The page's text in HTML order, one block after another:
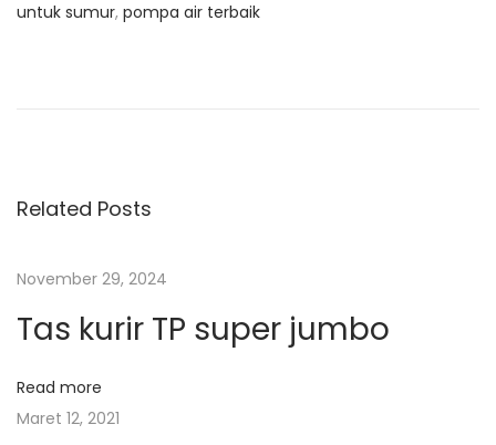
untuk sumur, pompa air terbaik
i
g
a
s
o
p
o
t
:
A
a
m
n
B
Related Posts
November 29, 2024
Tas kurir TP super jumbo
Read more
Maret 12, 2021